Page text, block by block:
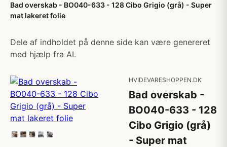
Bad overskab - BO040-633 - 128 Cibo Grigio (grå) - Super
mat lakeret folie
Dele af indholdet på denne side kan være genereret
med hjælp fra AI.
HVIDEVARESHOPPEN.DK
Bad overskab -
BO040-633 - 128
Cibo Grigio (grå)
- Super mat